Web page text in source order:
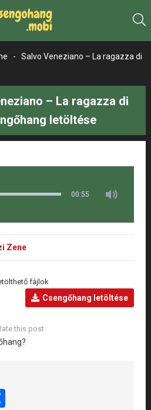
-
Salvo Veneziano – La ragazza di
– La ragazza di
letöltése
00:55
Zene
fájlok
Csengőhang letöltése
this post
Share